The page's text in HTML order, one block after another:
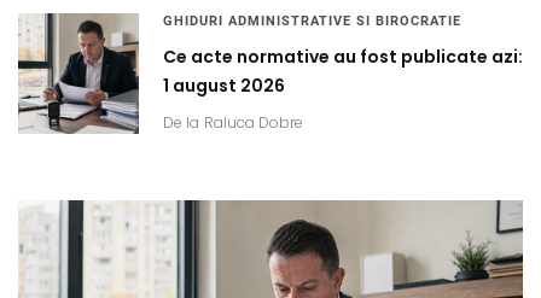
GHIDURI ADMINISTRATIVE SI BIROCRATIE
Ce acte normative au fost publicate azi:
1 august 2026
De la Raluca Dobre